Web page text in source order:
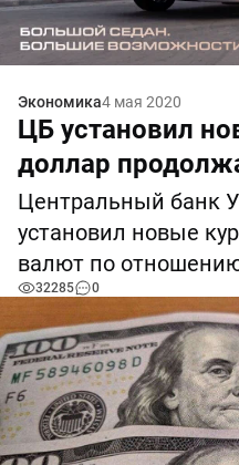
Экономика4 мая 2020
ЦБ установил
доллар
Центральный банк
установил новые
валют по
32285 0